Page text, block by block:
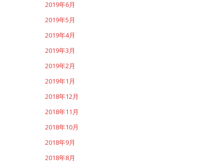
2019年6月
2019年5月
2019年4月
2019年3月
2019年2月
2019年1月
2018年12月
2018年11月
2018年10月
2018年9月
2018年8月